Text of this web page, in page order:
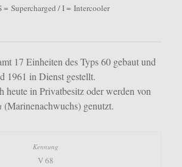
Supercharged / I = Intercooler
17 Einheiten des Typs 60 gebaut und
1961 in Dienst gestellt.
heute in Privatbesitz oder werden von
(Marinenachwuchs) genutzt.
V 68